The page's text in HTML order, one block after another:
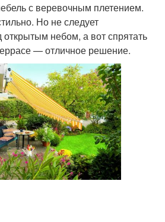
с веревочным плетением.
Но не следует
открытым небом, а вот спрятать
— отличное решение.